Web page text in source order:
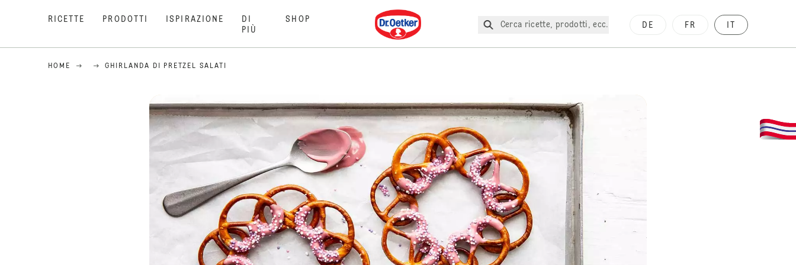
RICETTE PRODOTTI ISPIRAZIONE
DI
PIÙ
SHOP Dr. Oetker
Cerca ricette, prodotti, ecc. DE FR
HOME GHIRLANDA DI PRETZEL SALATI